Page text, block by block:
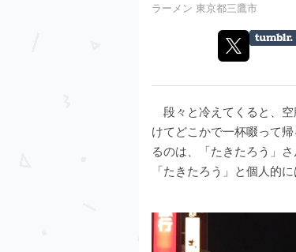
ラーメン 東京都三鷹市
段々と冷えてくると、空
けてどこかで一杯啜って
るのは、「たきたろう」
「たきたろう」と個人的